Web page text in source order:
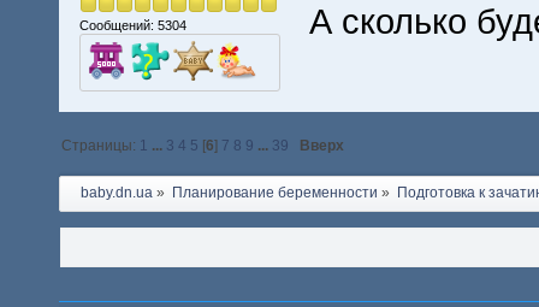
Сообщений: 5304 А сколько
Страницы: 1 ... 3 4 5 [6] 7 8 9 ... 39 Вверх
baby.dn.ua» Планирование беременности » Подготовка к